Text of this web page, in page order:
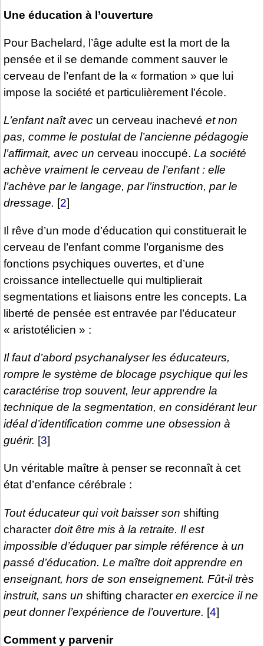
Une éducation à l’ouverture
Pour Bachelard, l’âge adulte est la mort de la
pensée et il se demande comment sauver le
cerveau de l’enfant de la « formation » que lui
impose la société et particulièrement l’école.
L’enfant naît avec un cerveau inachevé et non
pas, comme le postulat de l’ancienne pédagogie
l’affirmait, avec un cerveau inoccupé. La société
achève vraiment le cerveau de l’enfant : elle
l’achève par le langage, par l’instruction, par le
dressage. [2]
Il rêve d’un mode d’éducation qui constituerait le
cerveau de l’enfant comme l’organisme des
fonctions psychiques ouvertes, et d’une
croissance intellectuelle qui multiplierait
segmentations et liaisons entre les concepts. La
liberté de pensée est entravée par l’éducateur
« aristotélicien » :
Il faut d’abord psychanalyser les éducateurs,
rompre le système de blocage psychique qui les
caractérise trop souvent, leur apprendre la
technique de la segmentation, en considérant leur
idéal d’identification comme une obsession à
guérir. [3]
Un véritable maître à penser se reconnaît à cet
état d’enfance cérébrale :
Tout éducateur qui voit baisser son shifting
character doit être mis à la retraite. Il est
impossible d’éduquer par simple référence à un
passé d’éducation. Le maître doit apprendre en
enseignant, hors de son enseignement. Fût-il très
instruit, sans un shifting character en exercice il ne
peut donner l’expérience de l’ouverture. [4]
Comment y parvenir